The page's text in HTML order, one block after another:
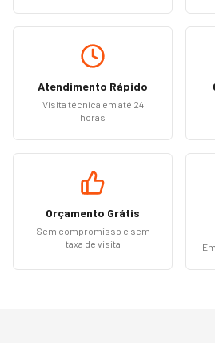
Atendimento Rápido
Visita técnica em até 24
horas
Orçamento Grátis
Sem compromisso e sem
taxa de visita